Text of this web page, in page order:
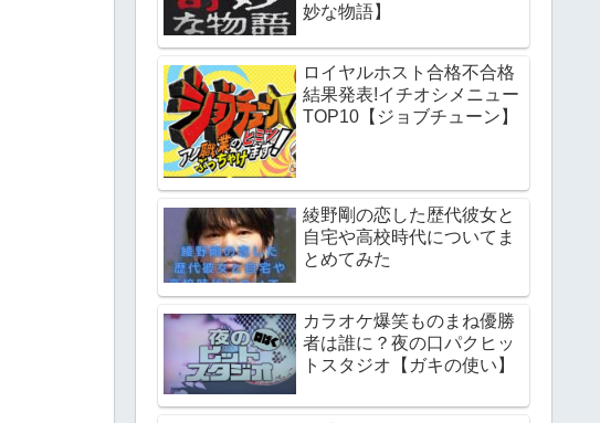
妙な物語】
ロイヤルホスト合格不合格
結果発表!イチオシメニュー
TOP10【ジョブチューン】
綾野剛の恋した歴代彼女と
自宅や高校時代についてま
とめてみた
カラオケ爆笑ものまね優勝
者は誰に？夜の口パクヒッ
トスタジオ【ガキの使い】